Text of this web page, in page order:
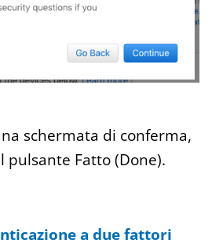
schermata di conferma,
pulsante Fatto (Done).
a due fattori